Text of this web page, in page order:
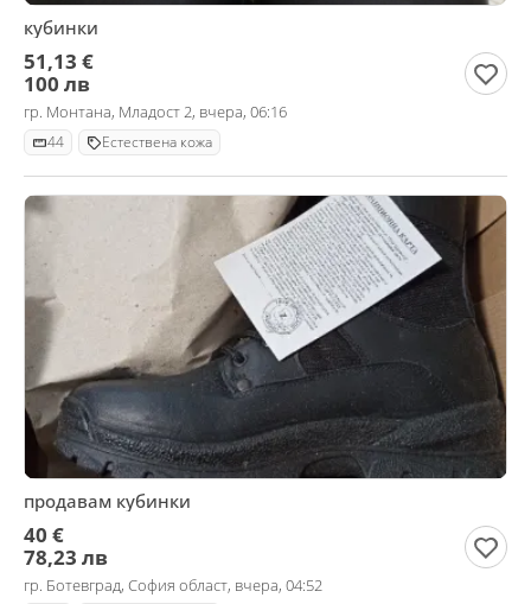
кубинки
51,13 €
100 лв
гр. Монтана, Младост 2, вчера, 06:16
44 Естествена кожа
продавам кубинки
40 €
78,23 лв
гр. Ботевград, София област, вчера, 04:52